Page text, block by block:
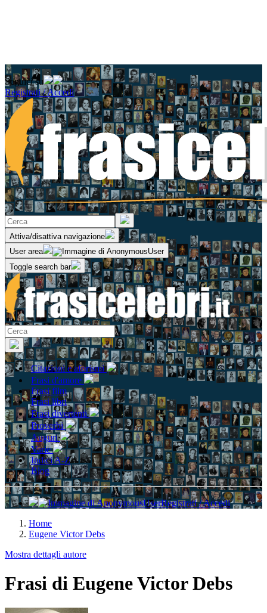
Seguici su
Registrati / Accedi
Attiva/disattiva navigazione
User area
Toggle search bar
Citazioni e aforismi
Frasi d'amore
Frasi film
Frasi libri
Frasi divertenti
Proverbi
Auguri
Varie
Indici A-Z
Blog
Registrati / Accedi
Home
Eugene Victor Debs
Mostra dettagli autore
Frasi di Eugene Victor Debs